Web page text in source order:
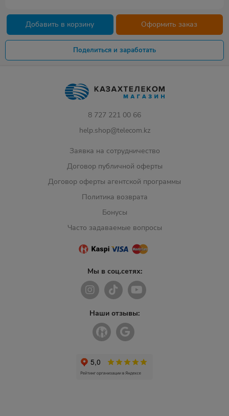
Добавить в корзину Оформить заказ
Поделиться и заработать
8 727 221 00 66
help.shop@telecom.kz
Заявка на сотрудничество
Договор публичной оферты
Договор оферты агентской программы
Политика возврата
Бонусы
Часто задаваемые вопросы
Мы в соц.сетях:
Наши отзывы: